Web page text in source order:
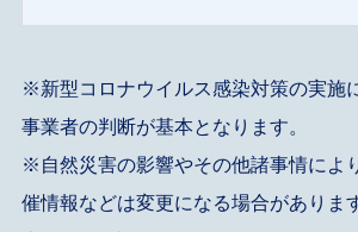
※新型コロナウイルス感染対策の実施
事業者の判断が基本となります。
※自然災害の影響やその他諸事情によ
催情報などは変更になる場合がありま